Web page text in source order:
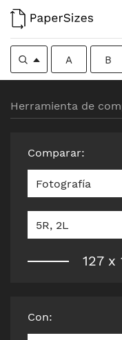
A B
Herramienta de
Comparar:
Fotografía
5R, 2L
127x
Con: